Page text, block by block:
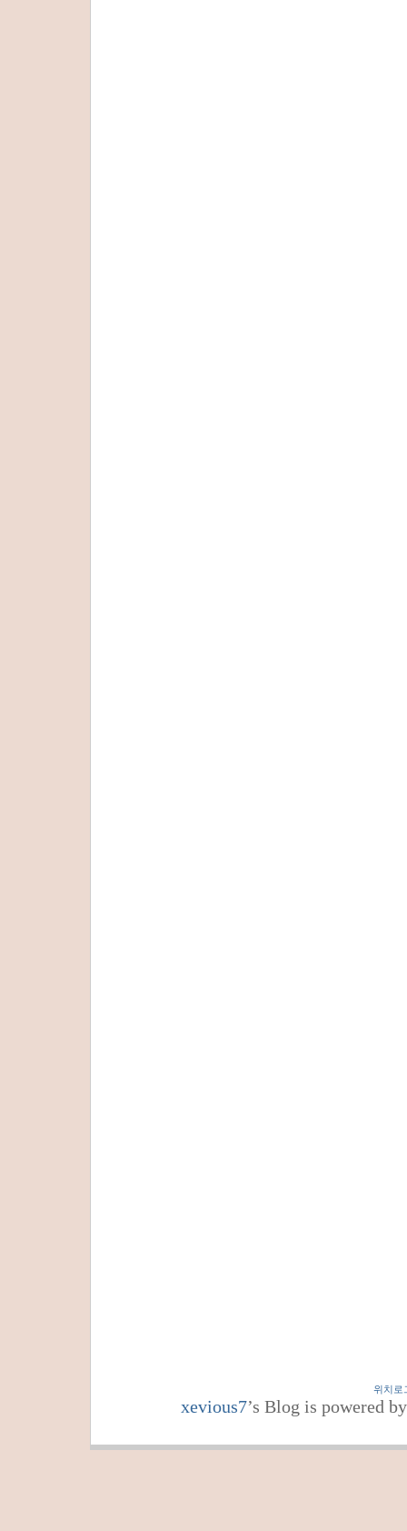
위치로
xevious7’s Blog is powered